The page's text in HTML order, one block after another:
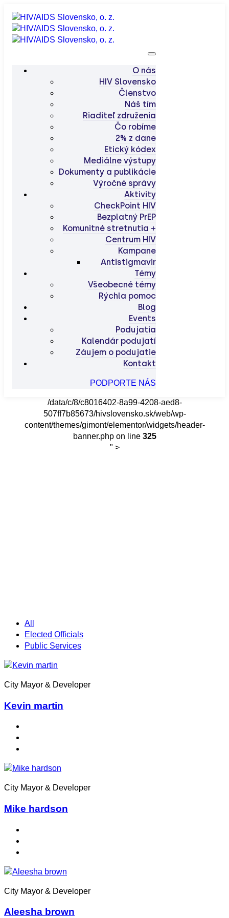
O nás
HIV Slovensko
Členstvo
Náš tím
Riaditeľ združenia
Čo robíme
2% z dane
Etický kódex
Mediálne výstupy
Dokumenty a publikácie
Výročné správy
Aktivity
CheckPoint HIV
Bezplatný PrEP
Komunitné stretnutia +
Centrum HIV
Kampane
Antistigmavir
Témy
Všeobecné témy
Rýchla pomoc
Blog
Events
Podujatia
Kalendár podujatí
Záujem o podujatie
Kontakt
PODPORTE NÁS
/data/c/8/c8016402-8a99-4208-aed8-
507ff7b85673/hivslovensko.sk/web/wp-
content/themes/gimont/elementor/widgets/header-
banner.php on line 325
" >
All
Elected Officials
Public Services
City Mayor & Developer
Kevin martin
City Mayor & Developer
Mike hardson
City Mayor & Developer
Aleesha brown